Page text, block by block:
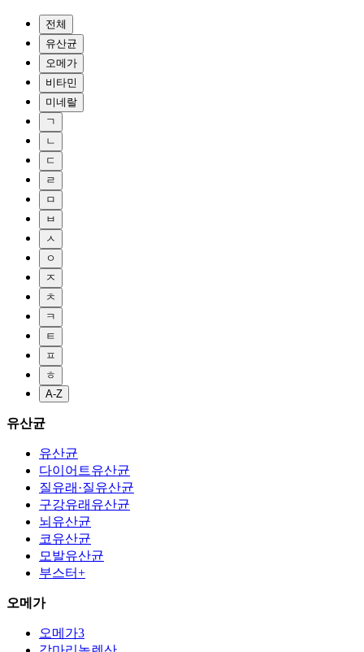
전체
유산균
오메가
비타민
미네랄
ㄱ
ㄴ
ㄷ
ㄹ
ㅁ
ㅂ
ㅅ
ㅇ
ㅈ
ㅊ
ㅋ
ㅌ
ㅍ
ㅎ
A-Z
유산균
유산균
다이어트유산균
질유래·질유산균
구강유래유산균
뇌유산균
코유산균
모발유산균
부스터+
오메가
오메가3